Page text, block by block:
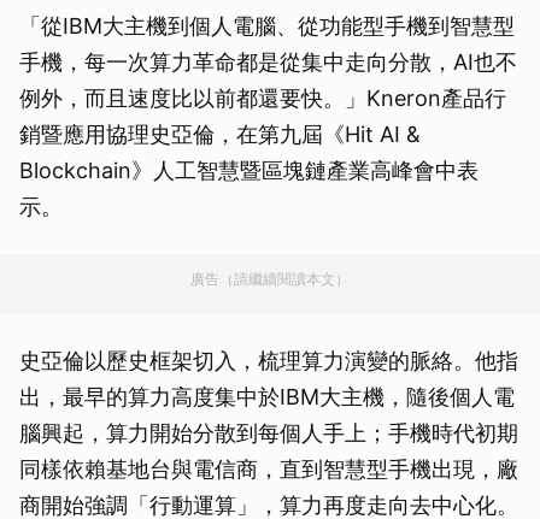
「從IBM大主機到個人電腦、從功能型手機到智慧型
手機，每一次算力革命都是從集中走向分散，AI也不
例外，而且速度比以前都還要快。」Kneron產品行
銷暨應用協理史亞倫，在第九屆《Hit AI &
Blockchain》人工智慧暨區塊鏈產業高峰會中表
示。
廣告（請繼續閱讀本文）
史亞倫以歷史框架切入，梳理算力演變的脈絡。他指
出，最早的算力高度集中於IBM大主機，隨後個人電
腦興起，算力開始分散到每個人手上；手機時代初期
同樣依賴基地台與電信商，直到智慧型手機出現，廠
商開始強調「行動運算」，算力再度走向去中心化。